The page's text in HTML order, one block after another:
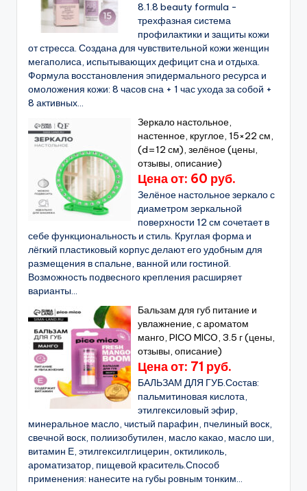
8.1.8 beauty formula -
трехфазная система
профилактики и защиты кожи
от стресса. Создана для чувствительной кожи женщин
мегаполиса, испытывающих дефицит сна и отдыха.
Формула восстановления эпидермального ресурса и
омоложения кожи: 8 часов сна + 1 час ухода за собой +
8 активных...
Зеркало настольное,
настенное, круглое, 15×22 см,
(d=12 см), зелёное (цены,
отзывы, описание)
Цена от: 60 руб.
Зелёное настольное зеркало с
диаметром зеркальной
поверхности 12 см сочетает в
себе функциональность и стиль. Круглая форма и
лёгкий пластиковый корпус делают его удобным для
размещения в спальне, ванной или гостиной.
Возможность подвесного крепления расширяет
варианты...
Бальзам для губ питание и
увлажнение, с ароматом
манго, PICO MICO, 3.5 г (цены,
отзывы, описание)
Цена от: 71 руб.
БАЛЬЗАМ ДЛЯ ГУБ.Состав:
пальмитиновая кислота,
этилгексиловый эфир,
минеральное масло, чистый парафин, пчелиный воск,
свечной воск, полиизобутилен, масло какао, масло ши,
витамин Е, этилгексилглицерин, октиликоль,
ароматизатор, пищевой краситель.Способ
применения: нанесите на губы ровным тонким...